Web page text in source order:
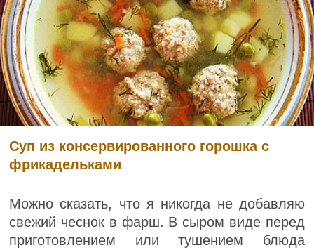
Суп из консервированного горошка с
фрикадельками
Можно сказать, что я никогда не добавляю
свежий чеснок в фарш. В сыром виде перед
приготовлением или тушением блюда